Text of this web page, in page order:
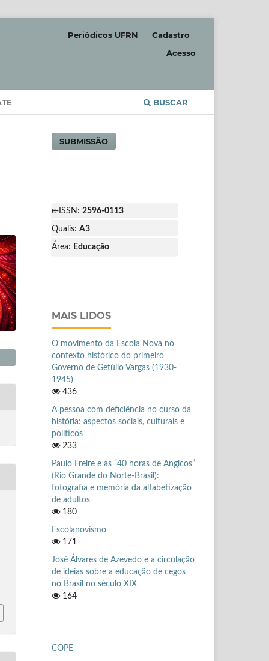
BUSCAR
Periódicos UFRN
Cadastro
Acesso
SUBMISSÃO
e-ISSN: 2596-0113
Qualis: A3
Área: Educação
MAIS LIDOS
O movimento da Escola Nova no
contexto histórico do primeiro
Governo de Getúlio Vargas (1930-
1945)
436
A pessoa com deficiência no curso da
história: aspectos sociais, culturais e
políticos
233
Paulo Freire e as “40 horas de Angicos”
(Rio Grande do Norte-Brasil):
fotografia e memória da alfabetização
de adultos
180
Escolanovismo
171
José Álvares de Azevedo e a circulação
de ideias sobre a educação de cegos
no Brasil no século XIX
164
COPE